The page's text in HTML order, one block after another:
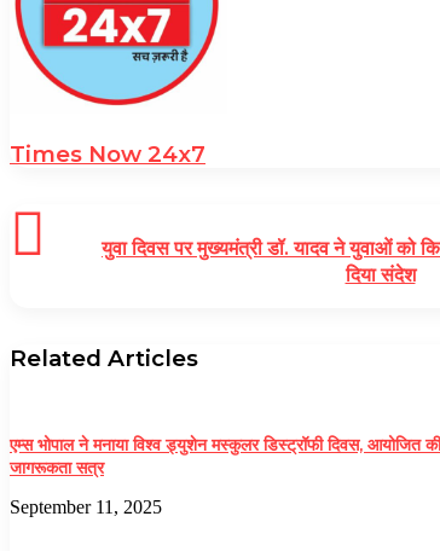
Times Now 24x7
युवा दिवस पर मुख्यमंत्री डॉ. यादव ने युवाओं को
दिया संदेश
Related Articles
एम्स भोपाल ने मनाया विश्व ड्युशेन मस्कुलर डिस्ट्रॉफी दिवस, आयोजित
जागरूकता सत्र
September 11, 2025